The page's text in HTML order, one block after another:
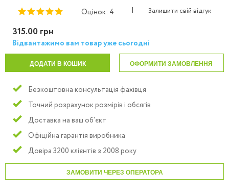
Оцінок: 4 | Залишити свій відгук
315.00 грн
Відвантажимо вам товар уже сьогодні
ДОДАТИ В КОШИК ОФОРМИТИ ЗАМОВЛЕННЯ
Безкоштовна консультація фахівця
Точний розрахунок розмірів і обсягів
Доставка на ваш об'єкт
Офіційна гарантія виробника
Довіра 3200 клієнтів з 2008 року
ЗАМОВИТИ ЧЕРЕЗ ОПЕРАТОРА